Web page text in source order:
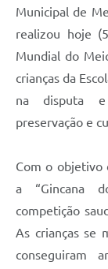
Municipal de
realizou hoje
Mundial do
crianças da
na disputa e
preservação e
Com o objetivo
a “Gincana
competição
As crianças se
conseguiram